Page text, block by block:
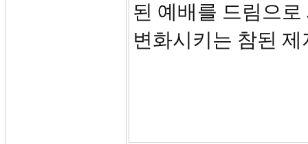
된 예배를 드림으
변화시키는 참된